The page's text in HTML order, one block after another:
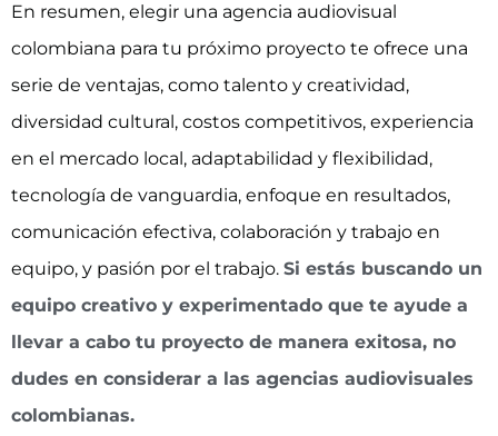
En resumen, elegir una agencia audiovisual
colombiana para tu próximo proyecto te ofrece una
serie de ventajas, como talento y creatividad,
diversidad cultural, costos competitivos, experiencia
en el mercado local, adaptabilidad y flexibilidad,
tecnología de vanguardia, enfoque en resultados,
comunicación efectiva, colaboración y trabajo en
equipo, y pasión por el trabajo. Si estás buscando un
equipo creativo y experimentado que te ayude a
llevar a cabo tu proyecto de manera exitosa, no
dudes en considerar a las agencias audiovisuales
colombianas.